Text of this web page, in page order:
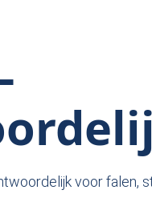
voor falen,